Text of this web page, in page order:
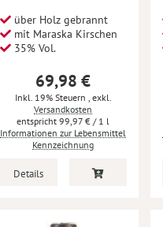
über Holz gebrannt
mit Maraska Kirschen
35% Vol.
69,98 €
Inkl. 19% Steuern , exkl.
Versandkosten
99,97 € / 1 l
Informationen zur Lebensmittel
Kennzeichnung
Details